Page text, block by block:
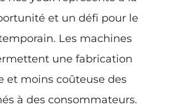
et un défi pour le
Les machines
une fabrication
et moins coûteuse des
à des consommateurs.